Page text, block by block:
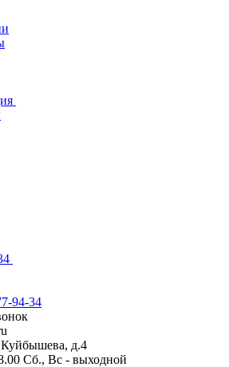
94-34
д.4
Сб., Вс - выходной